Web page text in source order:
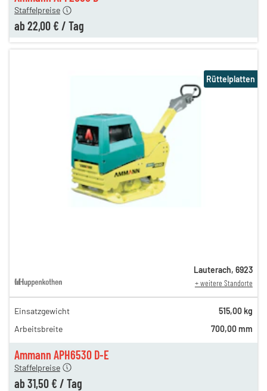
Staffelpreise
ab 22,00 € / Tag
Ammann APH6530 D-E
85,00 €
44,00 €
Staffelpreise
ab 31,50 € / Tag
Rüttelplatten
Lauterach, 6923
+ weitere Standorte
Einsatzgewicht
515,00 kg
Arbeitsbreite
700,00 mm